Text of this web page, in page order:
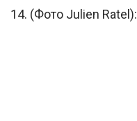
14. (Фото Julien Ratel):